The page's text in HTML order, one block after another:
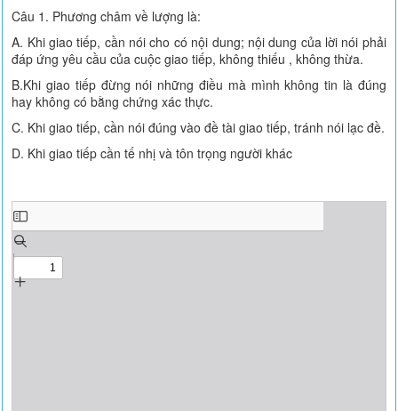
Câu 1. Phương châm về lượng là:
A. Khi giao tiếp, cần nói cho có nội dung; nội dung của lời nói phải
đáp ứng yêu cầu của cuộc giao tiếp, không thiếu , không thừa.
B.Khi giao tiếp đừng nói những điều mà mình không tin là đúng
hay không có bằng chứng xác thực.
C. Khi giao tiếp, cần nói đúng vào đề tài giao tiếp, tránh nói lạc đề.
D. Khi giao tiếp cần tế nhị và tôn trọng người khác